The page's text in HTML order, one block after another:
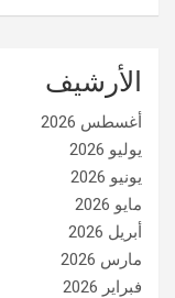
الأرشيف
أغسطس 2026
يوليو 2026
يونيو 2026
مايو 2026
أبريل 2026
مارس 2026
فبراير 2026